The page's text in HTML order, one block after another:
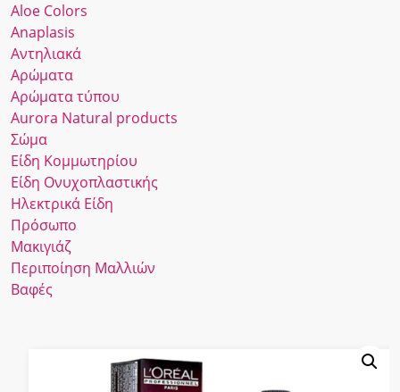
Αloe Colors
Anaplasis
Αντηλιακά
Αρώματα
Αρώματα τύπου
Αurora Νatural products
Σώμα
Είδη Κομμωτηρίου
Είδη Ονυχοπλαστικής
Ηλεκτρικά Είδη
Πρόσωπο
Μακιγιάζ
Περιποίηση Μαλλιών
Βαφές